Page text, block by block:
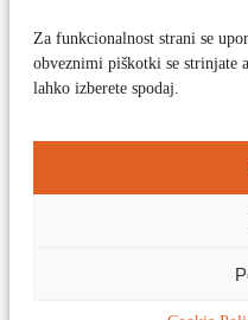
Za funkcionalnost strani se
obveznimi piškotki se strinjate
lahko izberete spodaj.
Naročite se na aktualne vsebine!
© Detekta d.o.o. 2024. Vse